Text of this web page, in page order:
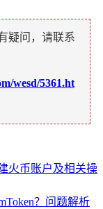
疑问，请联系
wesd/5361.ht
火币账户及相关操
？问题解析